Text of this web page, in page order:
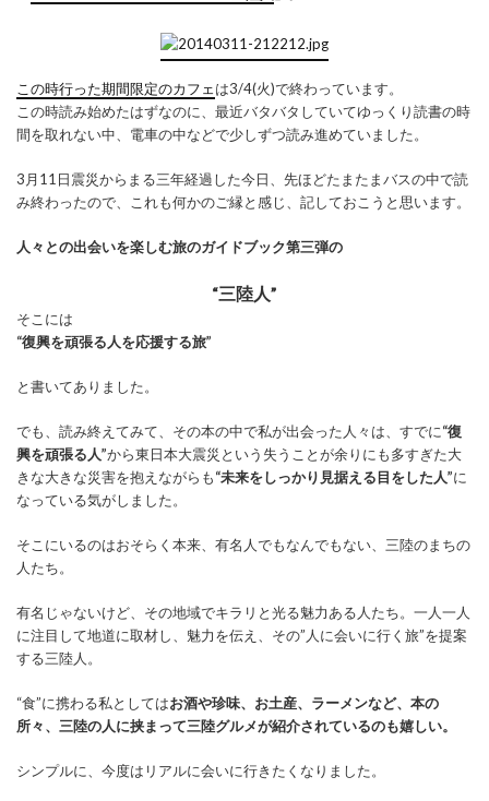
この時行った期間限定のカフェは3/4(火)で終わっています。
この時読み始めたはずなのに、最近バタバタしていてゆっくり読書の時
間を取れない中、電車の中などで少しずつ読み進めていました。
3月11日震災からまる三年経過した今日、先ほどたまたまバスの中で読
み終わったので、これも何かのご縁と感じ、記しておこうと思います。
人々との出会いを楽しむ旅のガイドブック第三弾の
“三陸人”
そこには
“復興を頑張る人を応援する旅”
と書いてありました。
でも、読み終えてみて、その本の中で私が出会った人々は、すでに“復
興を頑張る人”から東日本大震災という失うことが余りにも多すぎた大
きな大きな災害を抱えながらも“未来をしっかり見据える目をした人”に
なっている気がしました。
そこにいるのはおそらく本来、有名人でもなんでもない、三陸のまちの
人たち。
有名じゃないけど、その地域でキラリと光る魅力ある人たち。一人一人
に注目して地道に取材し、魅力を伝え、その”人に会いに行く旅”を提案
する三陸人。
“食”に携わる私としてはお酒や珍味、お土産、ラーメンなど、本の
所々、三陸の人に挟まって三陸グルメが紹介されているのも嬉しい。
シンプルに、今度はリアルに会いに行きたくなりました。